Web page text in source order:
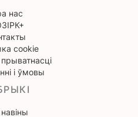
нас
cookie
і ўмовы